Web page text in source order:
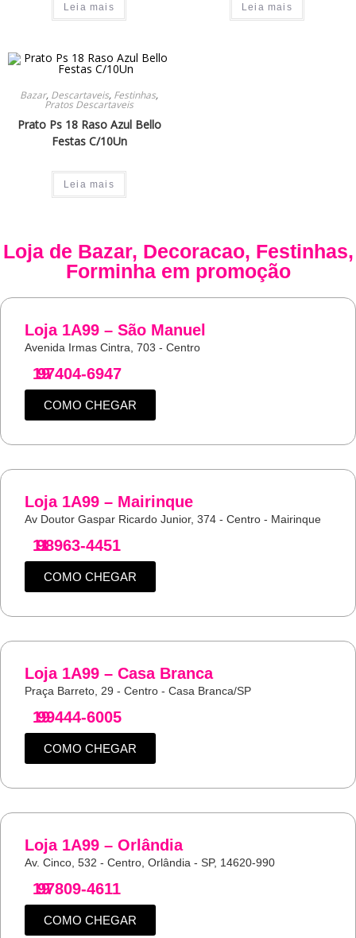
Leia mais Leia mais
Bazar, Descartaveis, Festinhas,
Pratos Descartaveis
Prato Ps 18 Raso Azul Bello
Festas C/10Un
Leia mais
Loja de Bazar, Decoracao, Festinhas,
Forminhaem promoção
Loja 1A99 – São Manuel
Avenida Irmas Cintra, 703 - Centro
19
97404-6947
COMO CHEGAR
Loja 1A99 – Mairinque
Av Doutor Gaspar Ricardo Junior, 374 - Centro - Mairinque
11
98963-4451
COMO CHEGAR
Loja 1A99 – Casa Branca
Praça Barreto, 29 - Centro - Casa Branca/SP
19
99444-6005
COMO CHEGAR
Loja 1A99 – Orlândia
Av. Cinco, 532 - Centro, Orlândia - SP, 14620-990
19
97809-4611
COMO CHEGAR